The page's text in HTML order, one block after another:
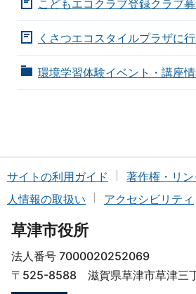
こどもエコクラブ登録クラブ
くさつエコスタイルプラザに行
環境学習体験イベント・講座
サイトの利用ガイド 著作権・リ
人情報の取扱い
アクセシビリティ
草津市役所
法人番号 7000020252069
〒525-8588 滋賀県草津市草津三